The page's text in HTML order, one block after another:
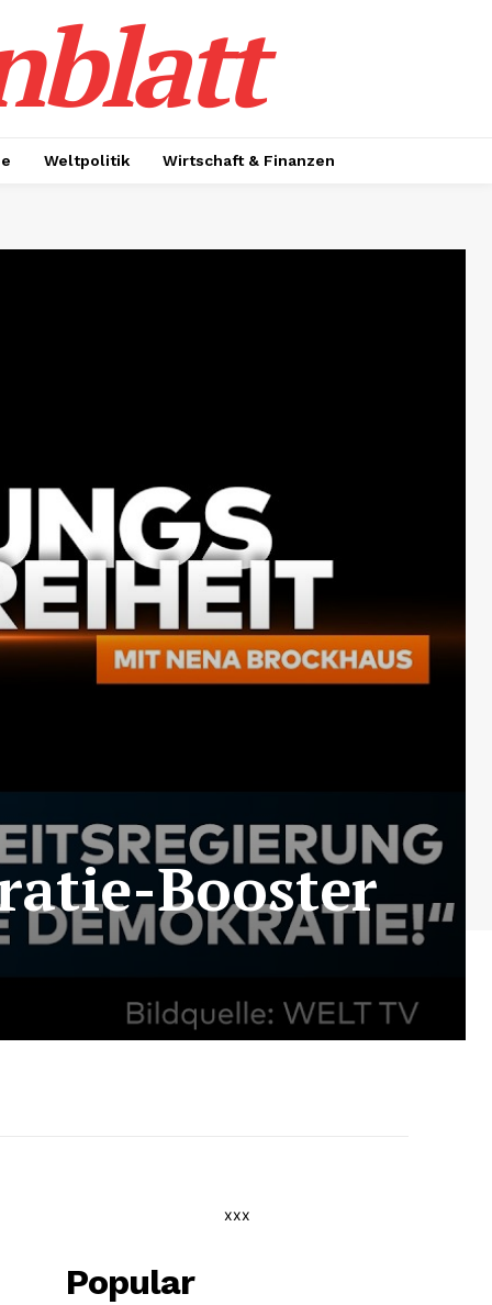
Weltpolitik Wirtschaft & Finanzen
Booster
xxx
Popular